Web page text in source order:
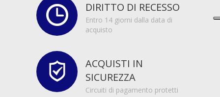
DIRITTO DI RECESSO
Entro 14 giorni dalla data di
acquisto
ACQUISTI IN
SICUREZZA
Circuiti di pagamento protetti